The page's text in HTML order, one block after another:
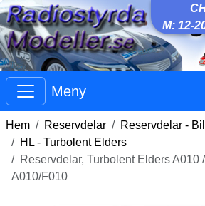
M: 12-
Meny
Hem Reservdelar
Reservdelar -
HL - Turbolent Elders
Reservdelar, Turbolent Elders A010
A010/F010